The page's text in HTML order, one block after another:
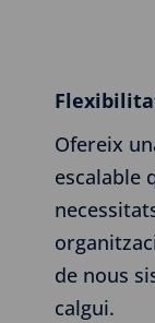
Ofereix
escalable
de nous
calgui.